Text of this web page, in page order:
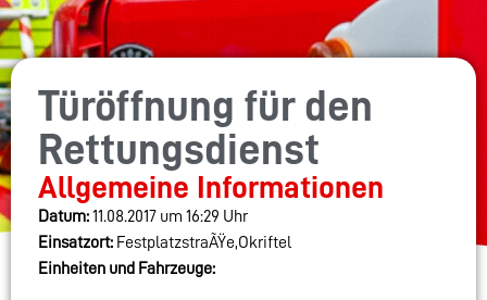
Türöffnung für den
Rettungsdienst
Allgemeine Informationen
Datum:11.08.2017 um 16:29 Uhr
Einsatzort: FestplatzstraÃŸe,Okriftel
Einheiten und Fahrzeuge: